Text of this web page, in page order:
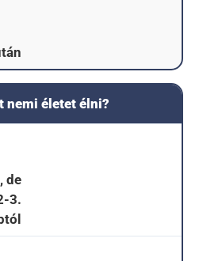
nemi életet élni?
de
3.